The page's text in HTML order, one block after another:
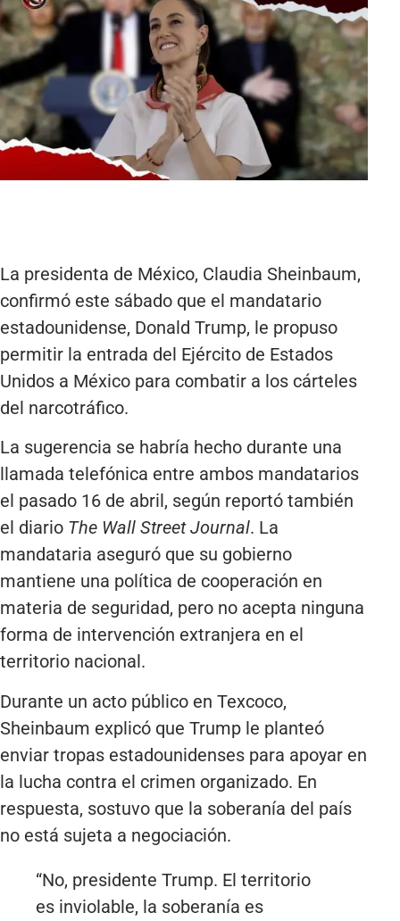
La presidenta de México, Claudia Sheinbaum,
confirmó este sábado que el mandatario
estadounidense, Donald Trump, le propuso
permitir la entrada del Ejército de Estados
Unidos a México para combatir a los cárteles
del narcotráfico.
La sugerencia se habría hecho durante una
llamada telefónica entre ambos mandatarios
el pasado 16 de abril, según reportó también
el diario The Wall Street Journal. La
mandataria aseguró que su gobierno
mantiene una política de cooperación en
materia de seguridad, pero no acepta ninguna
forma de intervención extranjera en el
territorio nacional.
Durante un acto público en Texcoco,
Sheinbaum explicó que Trump le planteó
enviar tropas estadounidenses para apoyar en
la lucha contra el crimen organizado. En
respuesta, sostuvo que la soberanía del país
no está sujeta a negociación.
“No, presidente Trump. El territorio
es inviolable, la soberanía es